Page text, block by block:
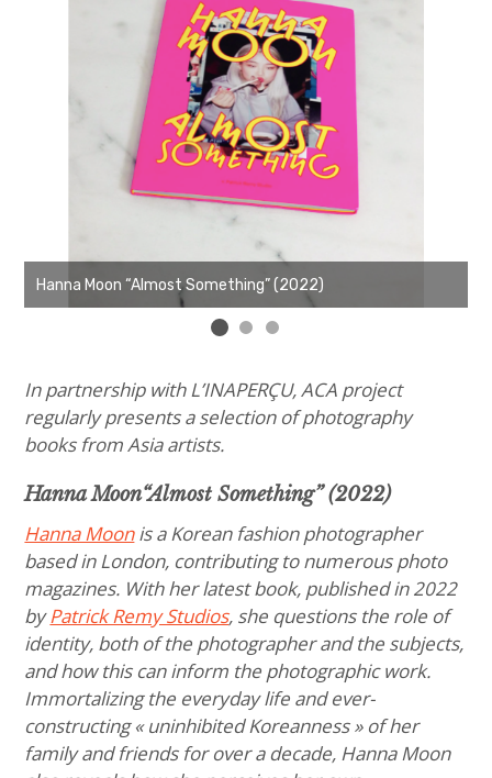
Hanna Moon “Almost Something” (2022)
In partnership with L’INAPERÇU, ACA project
regularly presents a selection of photography
books from Asia artists.
Hanna Moon“Almost Something” (2022)
Hanna Moonis a Korean fashion photographer
based in London, contributing to numerous photo
magazines. With her latest book, published in 2022
byPatrick Remy Studios, she questions the role of
identity, both of the photographer and the subjects,
and how this can inform the photographic work.
Immortalizing the everyday life and ever-
constructing « uninhibited Koreanness » of her
family and friends for over a decade, Hanna Moon